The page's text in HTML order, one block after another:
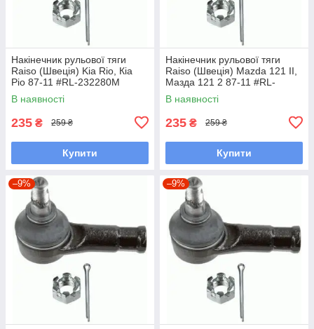
Накінечник рульової тяги
Raiso (Швеція) Kia Rio, Кіа
Ріо 87-11 #RL-232280M
UAYINBP7
В наявності
235 ₴ 259 ₴
Купити
Накінечник рульової тяги
Raiso (Швеція) Mazda 121 II,
Мазда 121 2 87-11 #RL-
232280M UAFKHJP7
В наявності
235 ₴ 259 ₴
Купити
–9% –9%